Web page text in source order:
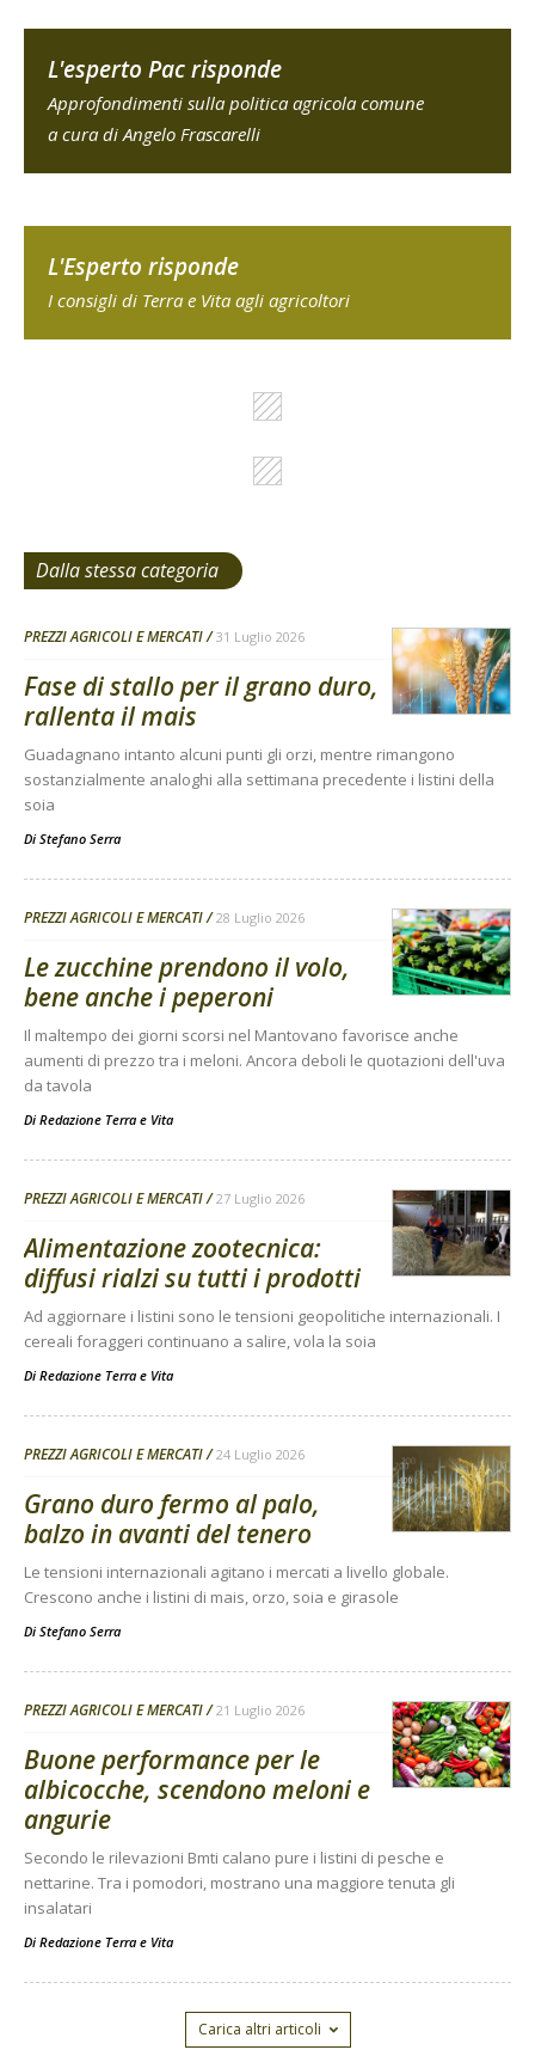
L'esperto Pac risponde
Approfondimenti sulla politica agricola comune
a cura di Angelo Frascarelli
L'Esperto risponde
I consigli di Terra e Vita agli agricoltori
Dalla stessa categoria
PREZZI AGRICOLI E MERCATI 31 Luglio 2026
Fase di stallo per il grano duro,
rallenta il mais
Guadagnano intanto alcuni punti gli orzi, mentre rimangono
sostanzialmente analoghi alla settimana precedente i listini della
soia
Di Stefano Serra
PREZZI AGRICOLI E MERCATI 28 Luglio 2026
Le zucchine prendono il volo,
bene anche i peperoni
Il maltempo dei giorni scorsi nel Mantovano favorisce anche
aumenti di prezzo tra i meloni. Ancora deboli le quotazioni dell'uva
da tavola
Di Redazione Terra e Vita
PREZZI AGRICOLI E MERCATI 27 Luglio 2026
Alimentazione zootecnica:
diffusi rialzi su tutti i prodotti
Ad aggiornare i listini sono le tensioni geopolitiche internazionali. I
cereali foraggeri continuano a salire, vola la soia
Di Redazione Terra e Vita
PREZZI AGRICOLI E MERCATI 24 Luglio 2026
Grano duro fermo al palo,
balzo in avanti del tenero
Le tensioni internazionali agitano i mercati a livello globale.
Crescono anche i listini di mais, orzo, soia e girasole
Di Stefano Serra
PREZZI AGRICOLI E MERCATI 21 Luglio 2026
Buone performance per le
albicocche, scendono meloni e
angurie
Secondo le rilevazioni Bmti calano pure i listini di pesche e
nettarine. Tra i pomodori, mostrano una maggiore tenuta gli
insalatari
Di Redazione Terra e Vita
Carica altri articoli